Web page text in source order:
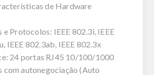
de Hardware
e Protocolos: IEEE 802.3i, IEEE
IEEE 802.3ab, IEEE 802.3x
24 portas RJ45 10/100/1000
com autonegociação (Auto